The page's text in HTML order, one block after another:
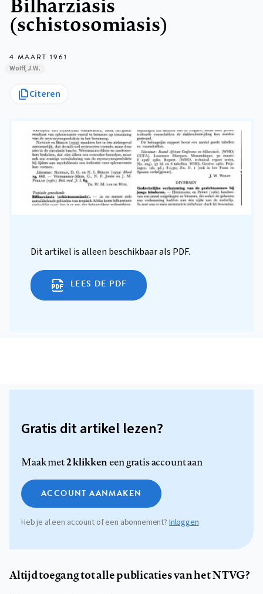
(schistosomiasis)
4 MAART 1961
Wolff, J.W.
Citeren
Dit artikel is alleen beschikbaar als PDF.
LEES DE PDF
Gratis dit artikel lezen?
Maak met2 klikkeneen gratis account aan
ACCOUNT AANMAKEN
Heb je al een account of een abonnement? Inloggen
Altijd toegang tot alle publicaties van het NTVG?